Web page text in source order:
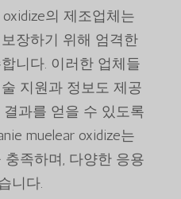
oxidize의 제조업체는
장하기 위해 엄격한
니다. 이러한 업체들
지원과 정보도 제공
과를 얻을 수 있도록
muelear oxidize는
족하며, 다양한 응용
니다.